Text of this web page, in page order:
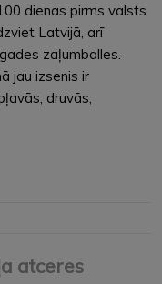
dienas pirms valsts
Latvijā, arī
zaļumballes.
jau izsenis ir
druvās,
atceres